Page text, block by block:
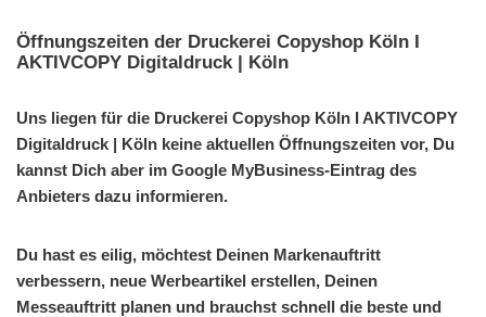
Öffnungszeiten der Druckerei Copyshop Köln I
AKTIVCOPY Digitaldruck | Köln
Uns liegen für die Druckerei Copyshop Köln I AKTIVCOPY
Digitaldruck | Köln keine aktuellen Öffnungszeiten vor, Du
kannst Dich aber im Google MyBusiness-Eintrag des
Anbieters dazu informieren.
Du hast es eilig, möchtest Deinen Markenauftritt
verbessern, neue Werbeartikel erstellen, Deinen
Messeauftritt planen und brauchst schnell die beste und